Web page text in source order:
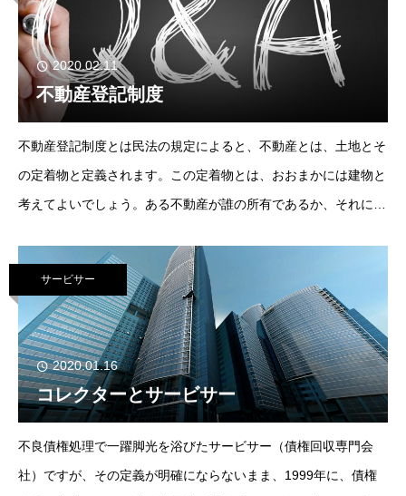
2020.02.11
不動産登記制度
不動産登記制度とは民法の規定によると、不動産とは、土地とそ
の定着物と定義されます。この定着物とは、おおまかには建物と
考えてよいでしょう。ある不動産が誰の所有であるか、それにど
です。ですから、不動産を安心して取引す
サービサー
2020.01.16
コレクターとサービサー
不良債権処理で一躍脚光を浴びたサービサー（債権回収専門会
社）ですが、その定義が明確にならないまま、1999年に、債権